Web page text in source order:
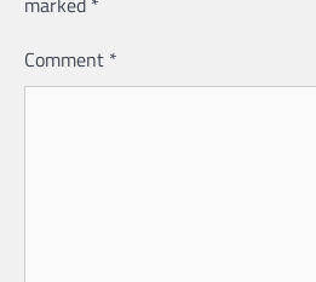
Comment *